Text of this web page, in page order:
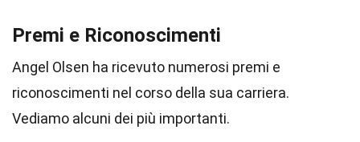
Premi e Riconoscimenti
Angel Olsen ha ricevuto numerosi premi e
riconoscimenti nel corso della sua carriera.
Vediamo alcuni dei più importanti.